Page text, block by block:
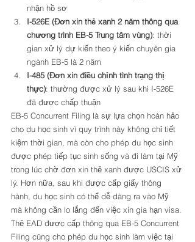
nhận hồ sơ
I-526E (Đơn xin thẻ xanh 2 năm thông qua
chương trình EB-5 Trung tâm vùng): thời
gian xử lý dự kiến theo ý kiến chuyên gia
ngành EB-5 là 2 năm
I-485 (Đơn xin điều chỉnh tình trạng thị
thực): thường được xử lý sau khi I-526E
đã được chấp thuận
EB-5 Concurrent Filing là sự lựa chọn hoàn hảo
cho du học sinh vì quy trình này không chỉ tiết
kiệm thời gian, mà còn cho phép du học sinh
được phép tiếp tục sinh sống và đi làm tại Mỹ
trong lúc chờ đơn xin thẻ xanh được USCIS xử
lý. Hơn nữa, sau khi được cấp giấy thông
hành, du học sinh có thể dễ dàng ra vào Mỹ
mà không cần lo lắng đến việc xin gia hạn visa.
Thẻ EAD được cấp thông qua EB-5 Concurrent
Filing cũng cho phép du học sinh làm việc tại